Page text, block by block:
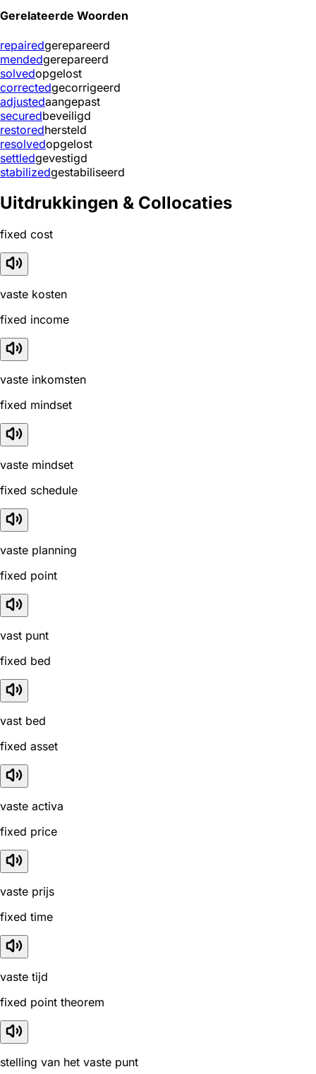
Gerelateerde Woorden
repairedgerepareerd
mendedgerepareerd
solvedopgelost
correctedgecorrigeerd
adjustedaangepast
securedbeveiligd
restoredhersteld
resolvedopgelost
settledgevestigd
stabilizedgestabiliseerd
Uitdrukkingen & Collocaties
fixed cost
vaste kosten
fixed income
vaste inkomsten
fixed mindset
vaste mindset
fixed schedule
vaste planning
fixed point
vast punt
fixed bed
vast bed
fixed asset
vaste activa
fixed price
vaste prijs
fixed time
vaste tijd
fixed point theorem
stelling van het vaste punt